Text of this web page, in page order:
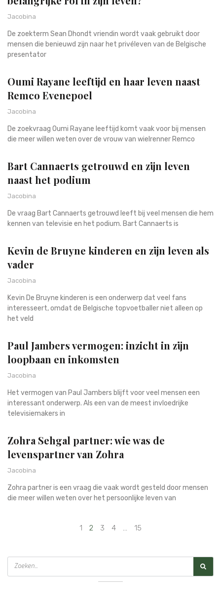
Jacobina
De zoekterm Sean Dhondt vriendin wordt vaak gebruikt door
mensen die benieuwd zijn naar het privéleven van de Belgische
presentator
Oumi Rayane leeftijd en haar leven naast
Remco Evenepoel
Jacobina
De zoekvraag Oumi Rayane leeftijd komt vaak voor bij mensen
die meer willen weten over de vrouw van wielrenner Remco
Bart Cannaerts getrouwd en zijn leven
naast het podium
Jacobina
De vraag Bart Cannaerts getrouwd leeft bij veel mensen die hem
kennen van televisie en het podium. Bart Cannaerts is
Kevin de Bruyne kinderen en zijn leven als
vader
Jacobina
Kevin De Bruyne kinderen is een onderwerp dat veel fans
interesseert, omdat de Belgische topvoetballer niet alleen op
het veld
Paul Jambers vermogen: inzicht in zijn
loopbaan en inkomsten
Jacobina
Het vermogen van Paul Jambers blijft voor veel mensen een
interessant onderwerp. Als een van de meest invloedrijke
televisiemakers in
Zohra Sehgal partner: wie was de
levenspartner van Zohra
Jacobina
Zohra partner is een vraag die vaak wordt gesteld door mensen
die meer willen weten over het persoonlijke leven van
1 2 3 4 … 15